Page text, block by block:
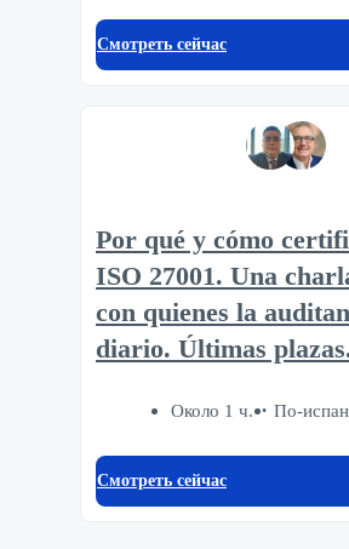
Смотреть сейчас
Por qué y cómo
ISO 27001. Una
con quienes la
diario. Últimas
Около 1 ч. По-
Смотреть сейчас